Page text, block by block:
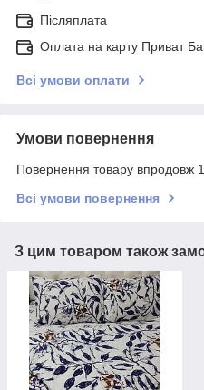
Післяплата
Оплата на карту Приват
Всі умови оплати
Умови повернення
Повернення товару впродовж
Всі умови повернення
З цим товаром також